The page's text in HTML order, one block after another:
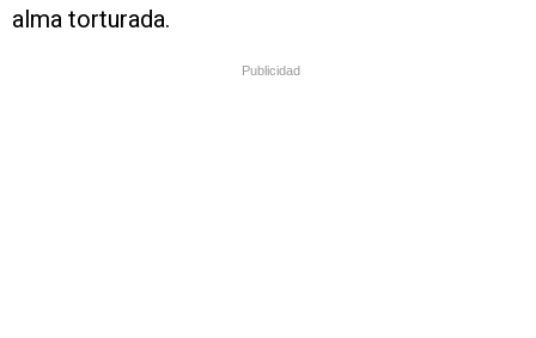
alma torturada.
Publicidad